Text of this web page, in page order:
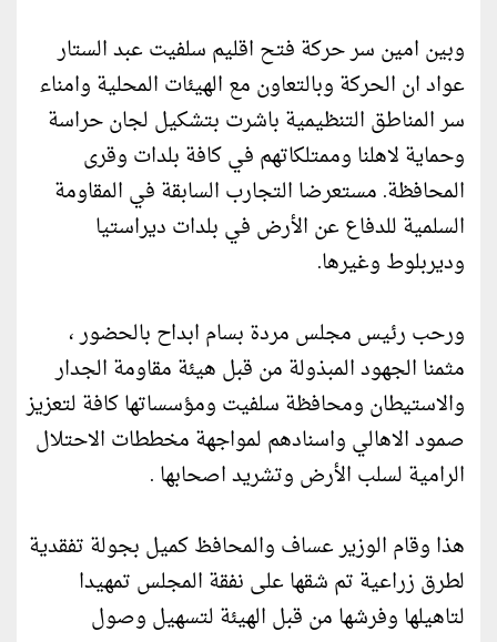
وبين امين سر حركة فتح اقليم سلفيت عبد الستار
عواد ان الحركة وبالتعاون مع الهيئات المحلية وامناء
سر المناطق التنظيمية باشرت بتشكيل لجان حراسة
وحماية لاهلنا وممتلكاتهم في كافة بلدات وقرى
المحافظة. مستعرضا التجارب السابقة في المقاومة
السلمية للدفاع عن الأرض في بلدات ديراستيا
وديربلوط وغيرها.
ورحب رئيس مجلس مردة بسام ابداح بالحضور ،
مثمنا الجهود المبذولة من قبل هيئة مقاومة الجدار
والاستيطان ومحافظة سلفيت ومؤسساتها كافة لتعزيز
صمود الاهالي واسنادهم لمواجهة مخططات الاحتلال
الرامية لسلب الأرض وتشريد اصحابها .
هذا وقام الوزير عساف والمحافظ كميل بجولة تفقدية
لطرق زراعية تم شقها على نفقة المجلس تمهيدا
لتاهيلها وفرشها من قبل الهيئة لتسهيل وصول